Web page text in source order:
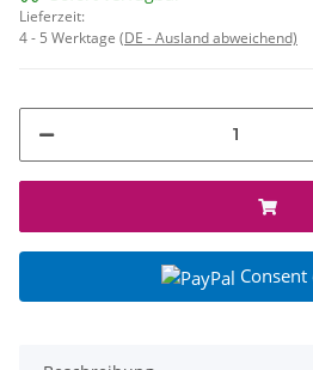
Lieferzeit:
4 - 5 Werktage (DE - Ausland abweichend)